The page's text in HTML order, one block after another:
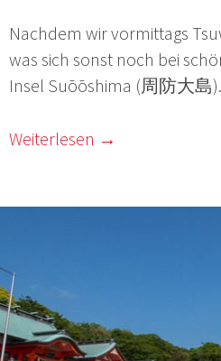
Nachdem wir vormittags
was sich sonst noch bei
Insel Suōōshima (周防大島
Weiterlesen →